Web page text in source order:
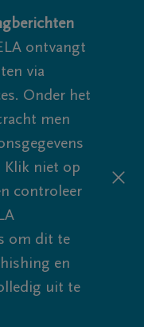
ontvangt
via
Onder het
men
Klik niet op
controleer
om dit te
en
uit te